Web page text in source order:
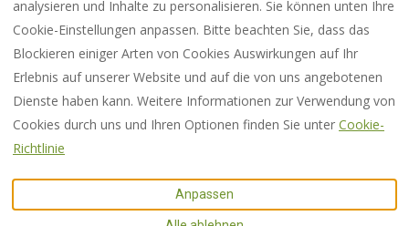
Buchung und Stornierung
Datenschutzerklärung
Impressum
Carrer Concordia 35,
Sineu, Mallorca, Spanien E-
E-Mail:
SINEU Alle Rechte
vorbehalten
by Lodgify
analysieren und Inhalte zu personalisieren. Sie können unten Ihre
Cookie-Einstellungen anpassen. Bitte beachten Sie, dass das
Blockieren einiger Arten von Cookies Auswirkungen auf Ihr
Erlebnis auf unserer Website und auf die von uns angebotenen
Dienste haben kann. Weitere Informationen zur Verwendung von
Cookies durch uns und Ihren Optionen finden Sie unter Cookie-
Richtlinie
Anpassen